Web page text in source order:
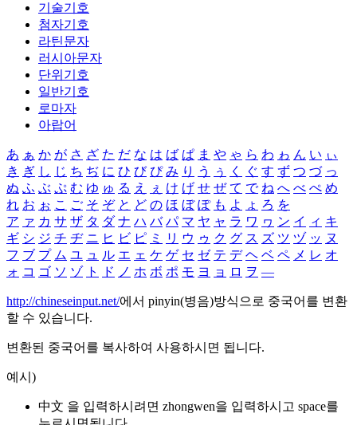
기술기호
첨자기호
라틴문자
러시아문자
단위기호
일반기호
로마자
아랍어
あ ぁ か が さ ざ た だ な は ば ぱ ま や ゃ ら わ ゎ ん い ぃ
き ぎ し じ ち ぢ に ひ び ぴ み り う ぅ く ぐ す ず つ づ っ
ぬ ふ ぶ ぷ む ゆ ゅ る え ぇ け げ せ ぜ て で ね へ べ ぺ め
れ お ぉ こ ご そ ぞ と ど の ほ ぼ ぽ も よ ょ ろ を
ア ァ カ サ ザ タ ダ ナ ハ バ パ マ ヤ ャ ラ ワ ヮ ン イ ィ キ
ギ シ ジ チ ヂ ニ ヒ ビ ピ ミ リ ウ ゥ ク グ ス ズ ツ ヅ ッ ヌ
フ ブ プ ム ユ ュ ル エ ェ ケ ゲ セ ゼ テ デ ヘ ベ ペ メ レ オ
ォ コ ゴ ソ ゾ ト ド ノ ホ ボ ポ モ ヨ ョ ロ ヲ ―
http://chineseinput.net/에서 pinyin(병음)방식으로 중국어를 변환
할 수 있습니다.
변환된 중국어를 복사하여 사용하시면 됩니다.
예시)
中文 을 입력하시려면 zhongwen을 입력하시고 space를